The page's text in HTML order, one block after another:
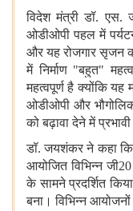
विदेश मंत्री डॉ.
ओडीओपी पहल में
और यह रोजगार सृजन
में निर्माण "बहुत"
महत्वपूर्ण है क्योंकि यह
ओडीओपी और
को बढ़ावा देने में
डॉ. जयशंकर ने कहा कि
आयोजित विभिन्न
के सामने प्रदर्शित
बना। विभिन्‍न